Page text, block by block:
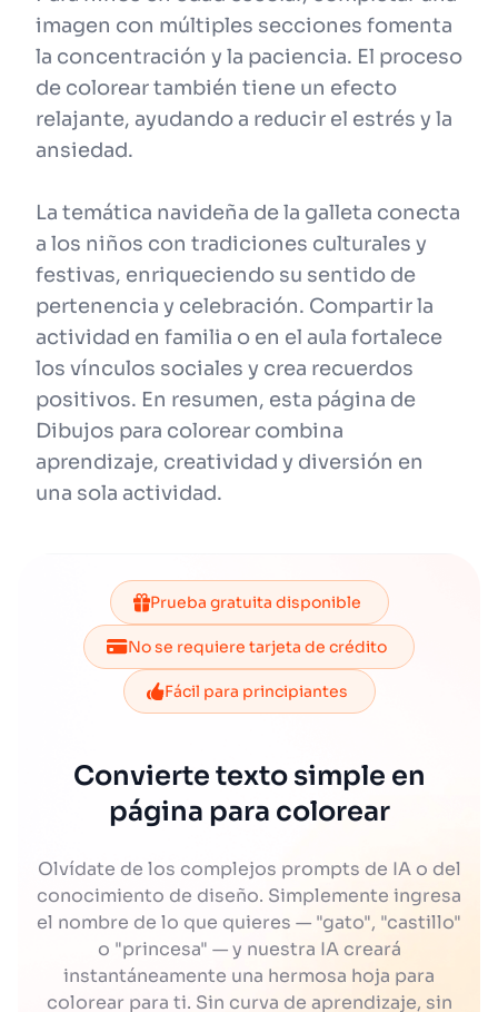
imagen con múltiples secciones fomenta
la concentración y la paciencia. El proceso
de colorear también tiene un efecto
relajante, ayudando a reducir el estrés y la
ansiedad.
La temática navideña de la galleta conecta
a los niños con tradiciones culturales y
festivas, enriqueciendo su sentido de
pertenencia y celebración. Compartir la
actividad en familia o en el aula fortalece
los vínculos sociales y crea recuerdos
positivos. En resumen, esta página de
Dibujos para colorear combina
aprendizaje, creatividad y diversión en
una sola actividad.
Prueba gratuita disponible
No se requiere tarjeta de crédito
Fácil para principiantes
Convierte texto simple en
página para colorear
Olvídate de los complejos prompts de IA o del
conocimiento de diseño. Simplemente ingresa
el nombre de lo que quieres — "gato", "castillo"
o "princesa" — y nuestra IA creará
instantáneamente una hermosa hoja para
colorear para ti. Sin curva de aprendizaje, sin